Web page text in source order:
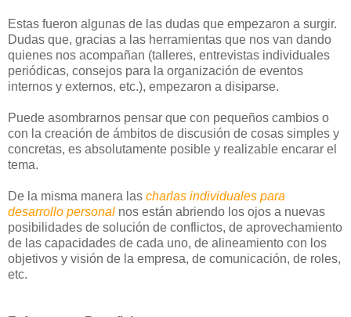
Estas fueron algunas de las dudas que empezaron a surgir.
Dudas que, gracias a las herramientas que nos van dando
quienes nos acompañan (talleres, entrevistas individuales
periódicas, consejos para la organización de eventos
internos y externos, etc.), empezaron a disiparse.
Puede asombrarnos pensar que con pequeños cambios o
con la creación de ámbitos de discusión de cosas simples y
concretas, es absolutamente posible y realizable encarar el
tema.
De la misma manera las charlas individuales para
desarrollo personal nos están abriendo los ojos a nuevas
posibilidades de solución de conflictos, de aprovechamiento
de las capacidades de cada uno, de alineamiento con los
objetivos y visión de la empresa, de comunicación, de roles,
etc.